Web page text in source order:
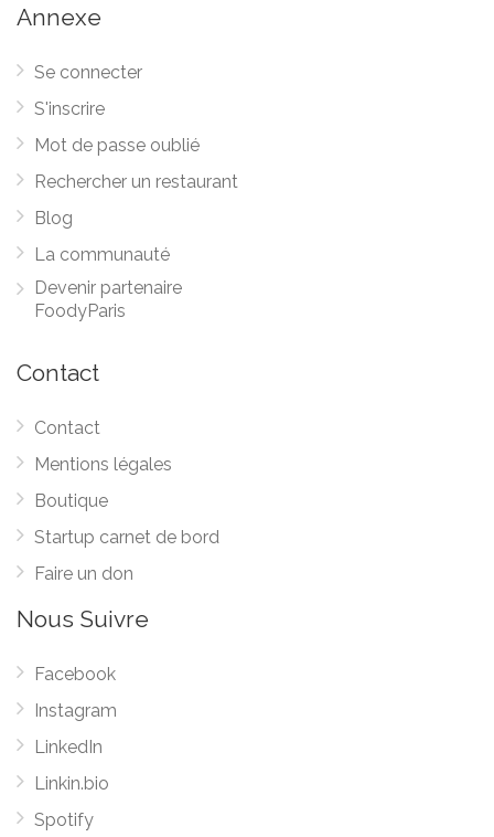
Annexe
Se connecter
S'inscrire
Mot de passe oublié
Rechercher un restaurant
Blog
La communauté
Devenir partenaire
FoodyParis
Contact
Contact
Mentions légales
Boutique
Startup carnet de bord
Faire un don
Nous Suivre
Facebook
Instagram
LinkedIn
Linkin.bio
Spotify